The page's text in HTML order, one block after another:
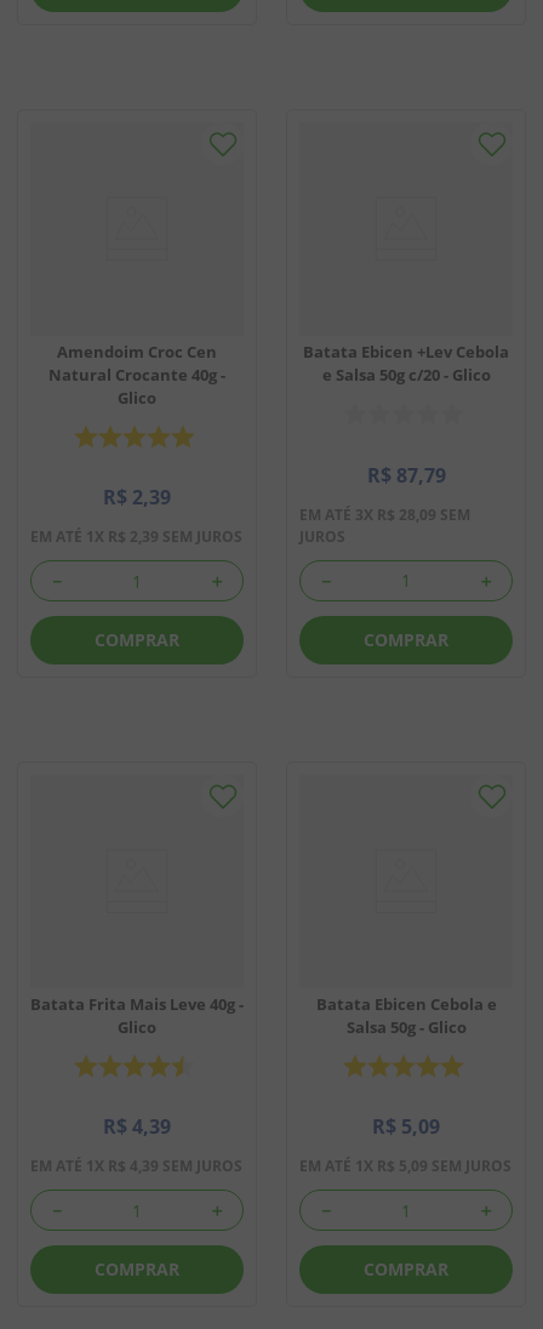
Amendoim Croc Cen
Natural Crocante 40g -
Glico
R$ 2,39
EM ATÉ 1X R$ 2,39 SEM JUROS
＋
－
COMPRAR
Batata Ebicen +Lev Cebola
e Salsa 50g c/20 - Glico
R$ 87,79
EM ATÉ 3X R$ 28,09 SEM
JUROS
＋
－
COMPRAR
Batata Frita Mais Leve 40g -
Glico
R$ 4,39
EM ATÉ 1X R$ 4,39 SEM JUROS
＋
－
COMPRAR
Batata Ebicen Cebola e
Salsa 50g - Glico
R$ 5,09
EM ATÉ 1X R$ 5,09 SEM JUROS
＋
－
COMPRAR